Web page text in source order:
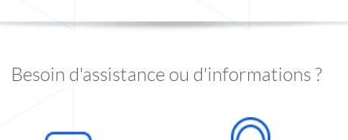
Besoin d'assistance ou d'informations ?